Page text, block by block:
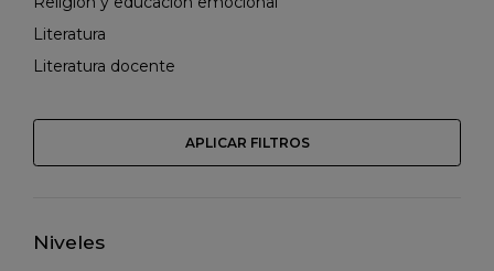
Literatura
Literatura docente
APLICAR FILTROS
Niveles